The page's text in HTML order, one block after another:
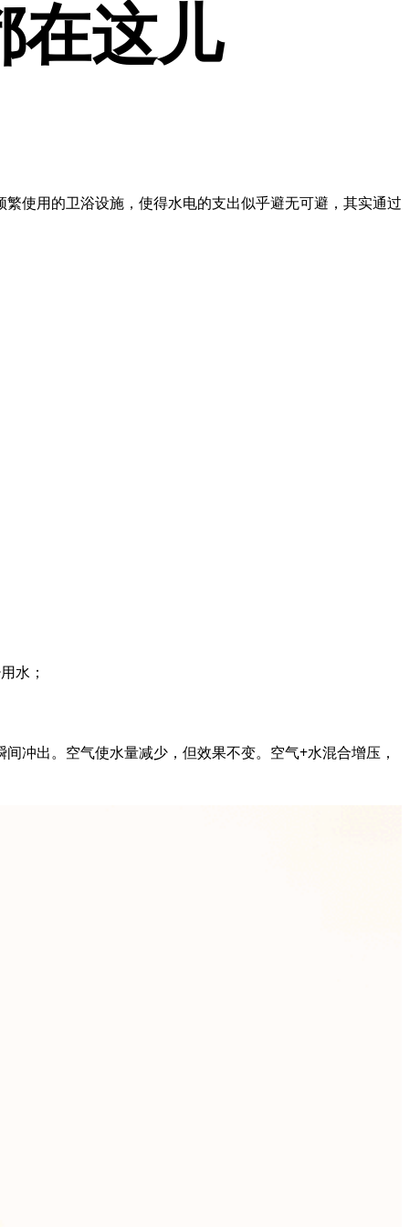
在这儿
使用的卫浴设施，使得水电的支出似乎避无可避，其实通过
水；
冲出。空气使水量减少，但效果不变。空气+水混合增压，